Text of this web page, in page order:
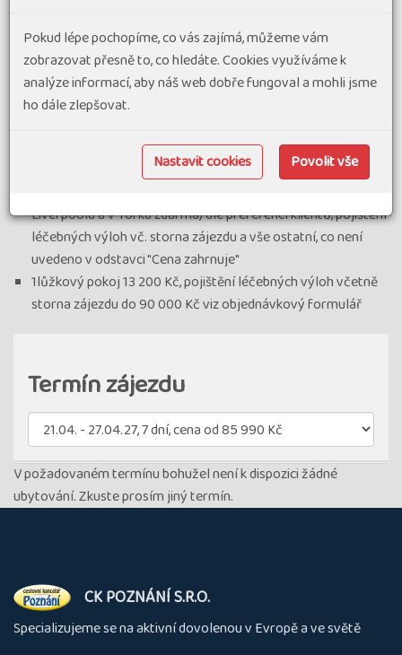
plavbu lodí po jezeře Windermere, jízda historickým vlakem z
Goathland do Whitby, veškerá doprava mikrobusem dle
programu, 6x ubytování ve dvoulůžkových pokojích s vl. soc.
zařízením (4x v oblasti Chester, 2x v oblasti Whitby), 6x
snídaně, vedoucí zájezdu, informační materiály
Liverpoolu a v Yorku zdarma) dle preferencí klientů, pojištění
léčebných výloh vč. storna zájezdu a vše ostatní, co není
uvedeno v odstavci "Cena zahrnuje"
1lůžkový pokoj 13 200 Kč, pojištění léčebných výloh včetně
storna zájezdu do 90 000 Kč viz objednávkový formulář
Termín zájezdu
V požadovaném termínu bohužel není k dispozici žádné
ubytování. Zkuste prosím jiný termín.
O
nás
CK POZNÁNÍ S.R.O.
Specializujeme se na aktivní dovolenou v Evropě a ve světě
Pokud lépe pochopíme, co vás zajímá, můžeme vám
zobrazovat přesně to, co hledáte. Cookies využíváme k
analýze informací, aby náš web dobře fungoval a mohli jsme
ho dále zlepšovat.
Nastavit cookies Povolit vše